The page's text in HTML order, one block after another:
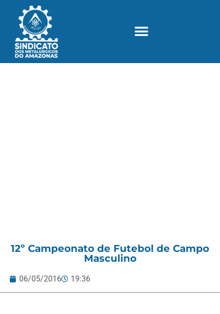
12º Campeonato de Futebol de Campo
Masculino
06/05/2016 19:36